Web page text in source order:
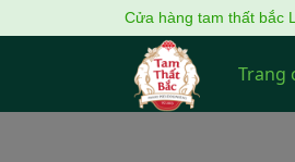
Cửa hàng tam thất bắc
Trang